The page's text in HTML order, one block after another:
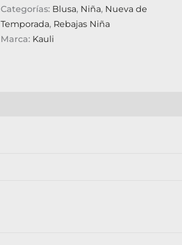
Categorías: Blusa, Niña, Nueva de
Temporada, Rebajas Niña
Marca: Kauli